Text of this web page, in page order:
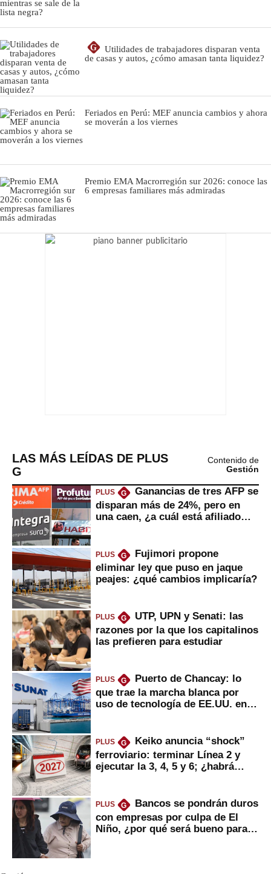
G
Utilidades de trabajadores disparan venta
de casas y autos, ¿cómo amasan tanta liquidez?
Feriados en Perú: MEF anuncia cambios y ahora
se moverán a los viernes
Premio EMA Macrorregión sur 2026: conoce las
6 empresas familiares más admiradas
LAS MÁS LEÍDAS DE PLUS
G
Contenido de
Gestión
PLUS G
Ganancias de tres AFP se
disparan más de 24%, pero en
una caen, ¿a cuál está afiliado
PLUS G
Fujimori propone
eliminar ley que puso en jaque
peajes: ¿qué cambios implicaría?
PLUS G
UTP, UPN y Senati: las
razones por la que los capitalinos
las prefieren para estudiar
PLUS G
Puerto de Chancay: lo
que trae la marcha blanca por
uso de tecnología de EE.UU. en
PLUS G
Keiko anuncia “shock”
ferroviario: terminar Línea 2 y
ejecutar la 3, 4, 5 y 6; ¿habrá
PLUS G
Bancos se pondrán duros
con empresas por culpa de El
Niño, ¿por qué será bueno para